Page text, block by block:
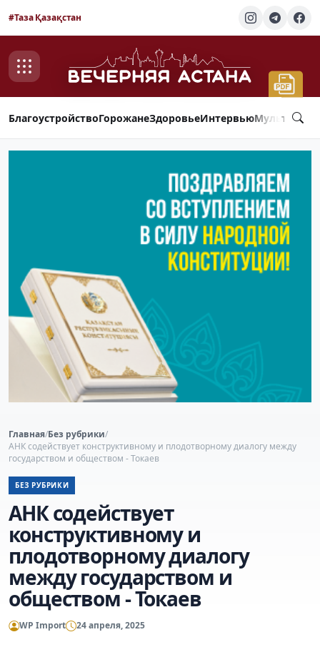
#Таза Қазақстан
БлагоустройствоГорожанеЗдоровьеИнтервью
Главная/Без рубрики/
АНК содействует конструктивному и плодотворному диалогу между
государством и обществом - Токаев
БЕЗ РУБРИКИ
АНК содействует
конструктивному и
плодотворному диалогу
между государством и
обществом - Токаев
WP Import 24 апреля, 2025